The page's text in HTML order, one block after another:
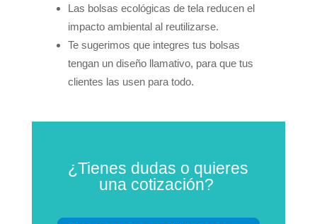
Las bolsas ecológicas de tela reducen el
impacto ambiental al reutilizarse.
Te sugerimos que integres tus bolsas
tengan un diseño llamativo, para que tus
clientes las usen para todo.
¿Tienes dudas o quieres
una cotización?